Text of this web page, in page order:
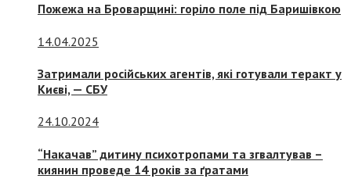
Пожежа на Броварщині: горіло поле під Баришівкою
14.04.2025
Затримали російських агентів, які готували теракт у
Києві, — СБУ
24.10.2024
“Накачав” дитину психотропами та згвалтував –
киянин проведе 14 років за ґратами